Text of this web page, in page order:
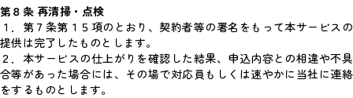
第８条 再清掃・点検
１．第７条第１５項のとおり、契約者等の署名をもって本サービスの
提供は完了したものとします。
２．本サービスの仕上がりを確認した結果、申込内容との相違や不具
合等があった場合には、その場で対応員もしくは速やかに当社に連絡
をするものとします。